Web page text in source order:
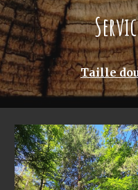
Taille